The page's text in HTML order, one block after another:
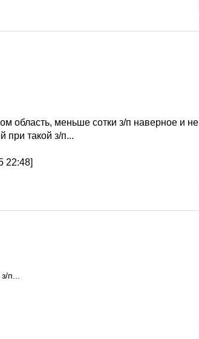
область, меньше сотки з/п наверное и не
при такой з/п...
22:48]
п...